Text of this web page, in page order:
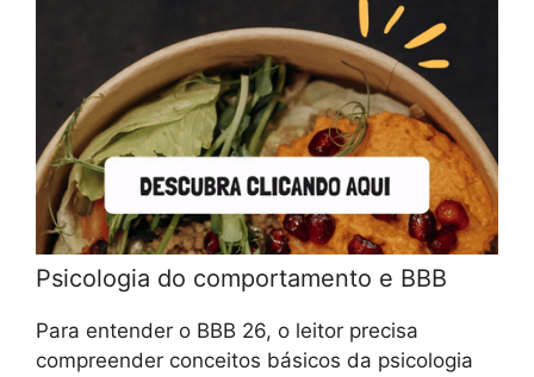
Psicologia do comportamento e BBB
Para entender o BBB 26, o leitor precisa
compreender conceitos básicos da psicologia